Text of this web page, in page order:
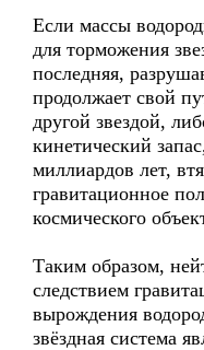
Если массы
для торможения
последняя,
продолжает свой
другой звездой,
кинетический
миллиардов лет,
гравитационное
космического
Таким образом,
следствием
вырождения
звёздная система